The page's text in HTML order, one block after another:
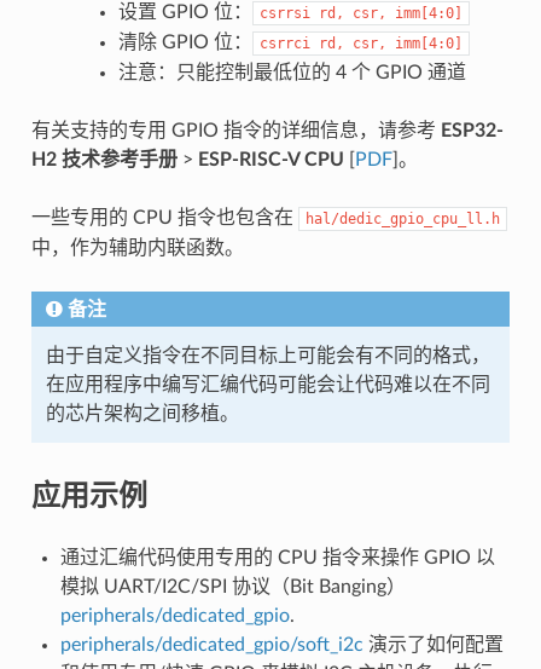
设置 GPIO 位： csrrsi rd, csr, imm[4:0]
清除 GPIO 位： csrrci rd, csr, imm[4:0]
注意：只能控制最低位的 4 个 GPIO 通道
有关支持的专用 GPIO 指令的详细信息，请参考 ESP32-
H2 技术参考手册> ESP-RISC-V CPU PDF]。
一些专用的 CPU 指令也包含在 hal/dedic_gpio_cpu_ll.h
中，作为辅助内联函数。
备注
由于自定义指令在不同目标上可能会有不同的格式，
在应用程序中编写汇编代码可能会让代码难以在不同
的芯片架构之间移植。
应用示例
通过汇编代码使用专用的 CPU 指令来操作 GPIO 以
模拟 UART/I2C/SPI 协议（Bit Banging）
peripherals/dedicated_gpio.
peripherals/dedicated_gpio/soft_i2c 演示了如何配置